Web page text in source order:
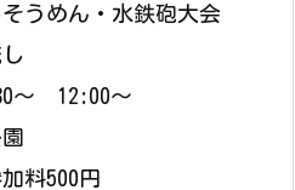
うめん・水鉄砲大会
～ 12:00～
料500円